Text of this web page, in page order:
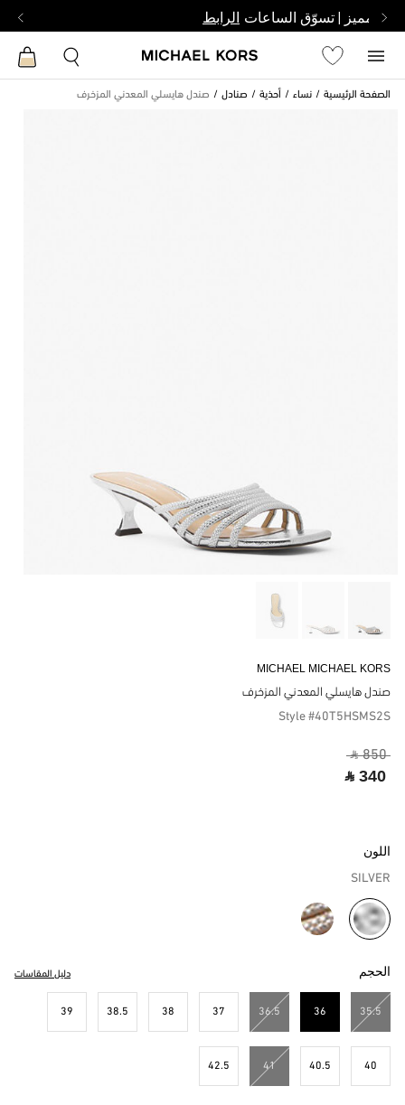
مميز | تسوّق الساعات الرابط
الصفحة الرئيسية نساء أحذية صنادل صندل هايسلي المعدني المزخرف
MICHAEL MICHAEL KORS
صندل هايسلي المعدني المزخرف
Style #40T5HSMS2S
‎ ⃁ 850 ‎
‎ ⃁ 340 ‎
اللون
SILVER
مختار
الحجم دليل المقاسات
35.5
36
36.5
37
38
38.5
39
40
40.5
41
42.5